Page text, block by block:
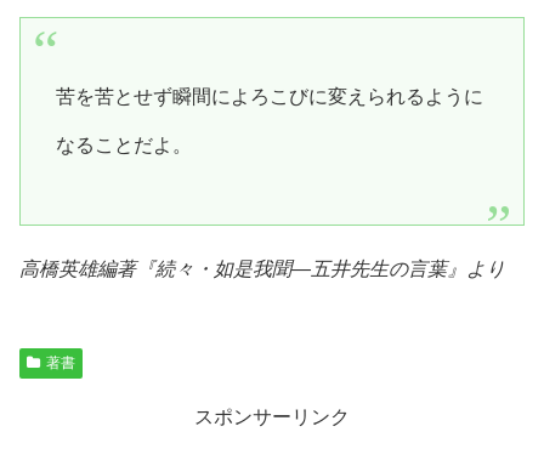
苦を苦とせず瞬間によろこびに変えられるように
なることだよ。
高橋英雄編著『続々・如是我聞―五井先生の言葉』より
著書
スポンサーリンク